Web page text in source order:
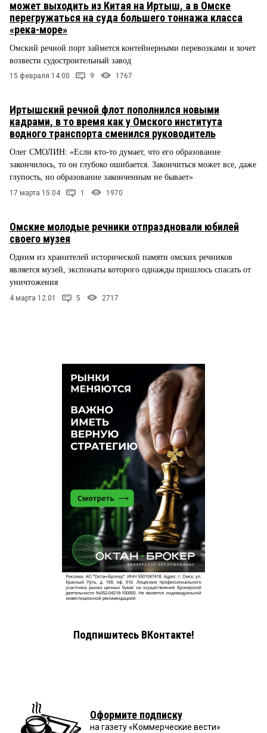
может выходить из Китая на Иртыш, а в Омске
перегружаться на суда большего тоннажа класса
«река-море»
Омский речной порт займется контейнерными перевозками и хочет
возвести судостроительный завод
15 февраля 14:00 9 1767
Иртышский речной флот пополнился новыми
кадрами, в то время как у Омского института
водного транспорта сменился руководитель
Олег СМОЛИН: «Если кто-то думает, что его образование
закончилось, то он глубоко ошибается. Закончиться может все, даже
глупость, но образование законченным не бывает»
17 марта 15:04 1 1970
Омские молодые речники отпраздновали юбилей
своего музея
Одним из хранителей исторической памяти омских речников
является музей, экспонаты которого однажды пришлось спасать от
уничтожения
4 марта 12:01 5 2717
Подпишитесь ВКонтакте!
Оформите подписку
на газету «Коммерческие вести»